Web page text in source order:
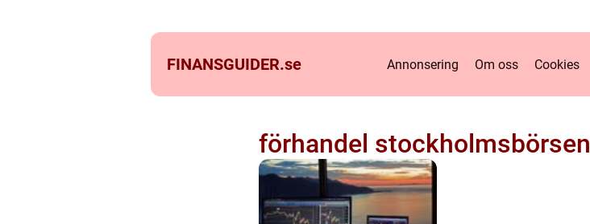
FINANSGUIDER.se Annonsering Om oss Cookies
förhandel stockholmsbörsen